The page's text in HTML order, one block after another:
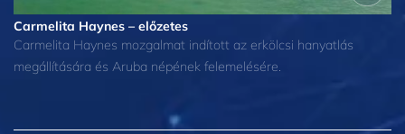
Carmelita Haynes – előzetes
Carmelita Haynes mozgalmat indított az erkölcsi hanyatlás
megállítására és Aruba népének felemelésére.